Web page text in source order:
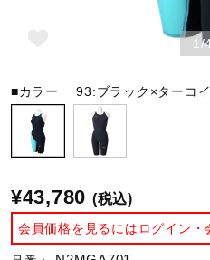
バレーボール
テニス／ソフトテニ
バドミントン
1/
■カラー93:ブラック×ターコ
¥43,780 (税込)
会員価格を見るにはログイン・